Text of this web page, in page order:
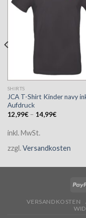
SHIRTS
JCA T-Shirt Kinder navy
Aufdruck
12,99€– 14,99€
inkl. MwSt.
zzgl. Versandkosten
VERSANDKOSTEN